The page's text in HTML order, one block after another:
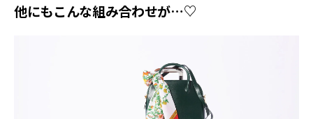
他にもこんな組み合わせが…♡